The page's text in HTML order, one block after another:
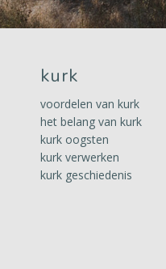
kurk
voordelen van kurk
het belang van kurk
kurk oogsten
kurk verwerken
kurk geschiedenis